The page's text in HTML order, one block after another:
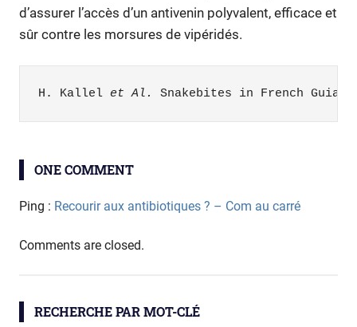
d’assurer l’accès d’un antivenin polyvalent, efficace et
sûr contre les morsures de vipéridés.
H. Kallel et Al. Snakebites in French
serpents
venin
ONE COMMENT
Ping : Recourir aux antibiotiques ? – Com au carré
Comments are closed.
RECHERCHE PAR MOT-CLÉ